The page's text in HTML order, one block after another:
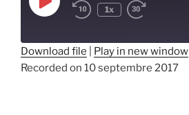
Play
Episode
1x
SHARE
Download file Play in new window
Recorded on 10 septembre 2017